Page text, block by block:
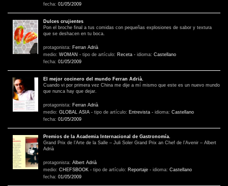
fecha: 01/05/2009
Dulces crujientes
Pon el broche final a tus comidas con pequeñas explosiones de sabor y textura
que se deshacen en tu boca.
protagonista: Ferran Adrià
medio: WOMAN - tipo de artículo: Receta - idioma: Castellano
fecha: 01/05/2009
El mejor cocinero del mundo Ferran Adrià.
Cuando vi por primera vez China me dije a mí mismo que este es un nuevo mundo
que nunca hay que dejar.
protagonista: Ferran Adrià
medio: GLOBAL ASIA - tipo de artículo: Entrevista - idioma: Castellano
fecha: 01/05/2009
Premios de la Academia Internacional de Gastronomía.
Grand Prix de l’Arte de la Salle – Juli Soler Grand Prix an Chef de l’Avenir – Albert
Adrià
protagonista: Albert Adrià
medio: CHEFSBOOK - tipo de artículo: Reportaje - idioma: Castellano
fecha: 01/05/2009